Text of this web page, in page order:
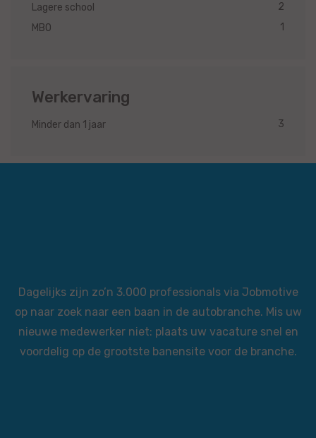
Lagere school
2
MBO
1
Werkervaring
Minder dan 1 jaar 3
Dagelijks zijn zo’n 3.000 professionals via Jobmotive
op naar zoek naar een baan in de autobranche. Mis uw
nieuwe medewerker niet: plaats uw vacature snel en
voordelig op de grootste banensite voor de branche.